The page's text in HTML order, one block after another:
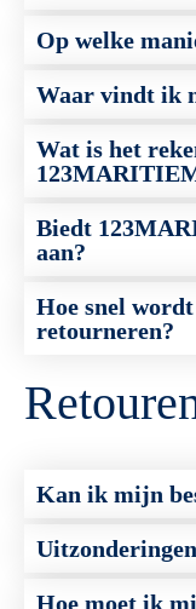
Op welke
Waar vindt ik
Wat is het
Biedt
aan?
Hoe snel
retourneren?
Kan ik mijn
Hoe moet ik